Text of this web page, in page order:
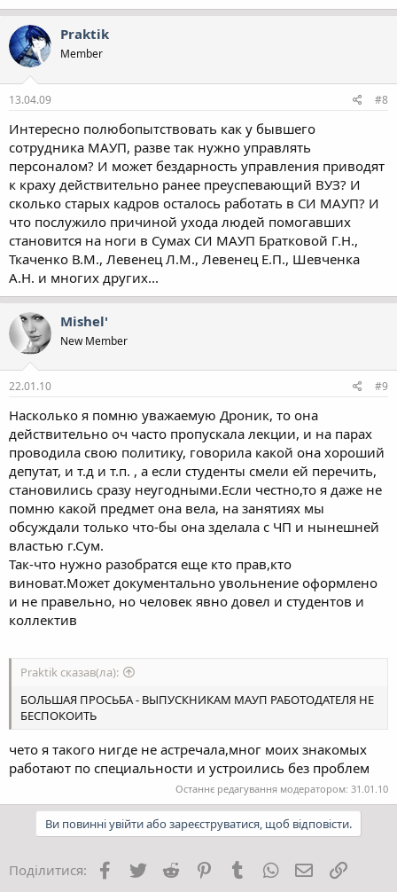
Praktik
Member
13.04.09 #8
Интересно полюбопытствовать как у бывшего
сотрудника МАУП, разве так нужно управлять
персоналом? И может бездарность управления приводят
к краху действительно ранее преуспевающий ВУЗ? И
сколько старых кадров осталось работать в СИ МАУП? И
что послужило причиной ухода людей помогавших
становится на ноги в Сумах СИ МАУП Братковой Г.Н.,
Ткаченко В.М., Левенец Л.М., Левенец Е.П., Шевченка
А.Н. и многих других...
Mishel'
New Member
22.01.10 #9
Насколько я помню уважаемую Дроник, то она
действительно оч часто пропускала лекции, и на парах
проводила свою политику, говорила какой она хороший
депутат, и т.д и т.п. , а если студенты смели ей перечить,
становились сразу неугодными.Если честно,то я даже не
помню какой предмет она вела, на занятиях мы
обсуждали только что-бы она зделала с ЧП и нынешней
властью г.Сум.
Так-что нужно разобратся еще кто прав,кто
виноват.Может документально увольнение оформлено
и не правельно, но человек явно довел и студентов и
коллектив
Praktik сказав(ла):
БОЛЬШАЯ ПРОСЬБА - ВЫПУСКНИКАМ МАУП РАБОТОДАТЕЛЯ НЕ
БЕСПОКОИТЬ
чето я такого нигде не астречала,мног моих знакомых
работают по специальности и устроились без проблем
Останнє редагування модератором: 31.01.10
Ви повинні увійти або зареєструватися, щоб відповісти.
Поділитися: Facebook
Twitter Reddit PinterestTumblrWhatsApp
E-mail